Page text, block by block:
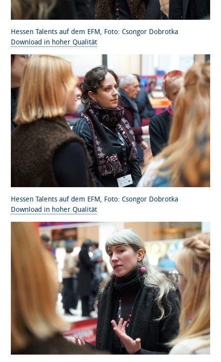
Hessen Talents auf dem EFM, Foto: Csongor Dobrotka
Download in hoher Qualität
Hessen Talents auf dem EFM, Foto: Csongor Dobrotka
Download in hoher Qualität